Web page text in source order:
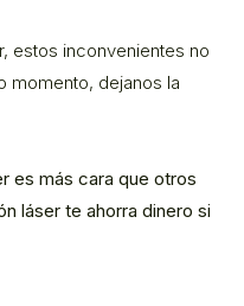
estos inconvenientes no
momento, dejanos la
es más cara que otros
láser te ahorra dinero si